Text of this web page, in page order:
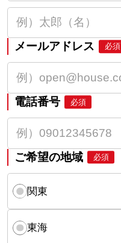
メールアドレス 必須
電話番号 必須
ご希望の地域 必須
関東
東海